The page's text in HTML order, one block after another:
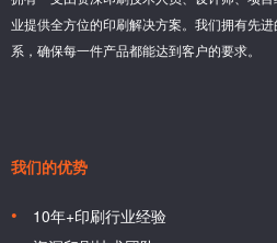
业提供全方位的印刷解决方案。我们拥有先
系，确保每一件产品都能达到客户的要求。
我们的优势
10年+印刷行业经验